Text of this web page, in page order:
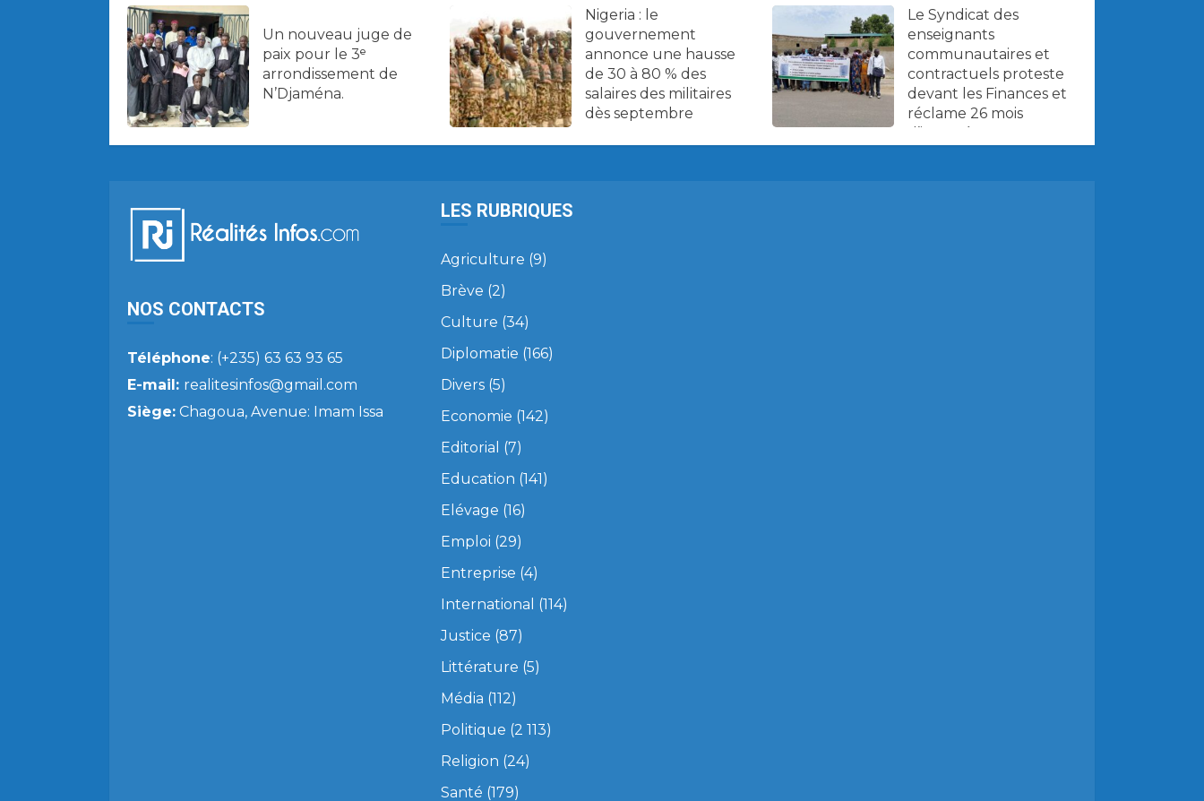
Un nouveau juge de
paix pour le 3ᵉ
arrondissement de
N’Djaména.
Nigeria : le
gouvernement
annonce une hausse
de 30 à 80 % des
salaires des militaires
dès septembre
Le Syndicat des
enseignants
communautaires et
contractuels proteste
devant les Finances et
réclame 26 mois
NOS CONTACTS
Téléphone: (+235) 63 63 93 65
E-mail: realitesinfos@gmail.com
Siège: Chagoua, Avenue: Imam Issa
LES RUBRIQUES
Agriculture (9)
Brève (2)
Culture (34)
Diplomatie (166)
Divers(5)
Economie (142)
Editorial (7)
Education (141)
Elévage (16)
Emploi (29)
Entreprise (4)
International (114)
Justice (87)
Littérature (5)
Média (112)
Politique (2 113)
Religion (24)
Santé (179)